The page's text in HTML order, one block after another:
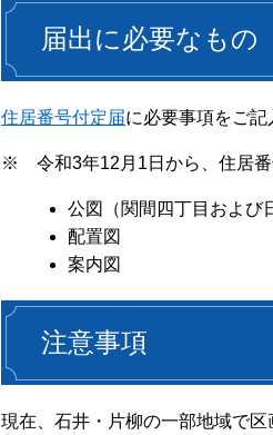
届出に必要なもの
住居番号付定届に必要事項をご記
※ 令和3年12月1日から、住居番
公図（関間四丁目および
配置図
案内図
注意事項
現在、石井・片柳の一部地域で